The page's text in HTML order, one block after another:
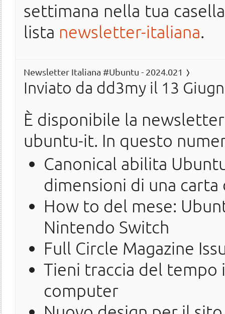
settimana nella tua
lista newsletter-italiana.
Newsletter Italiana #Ubuntu - 2024.021
Inviato da dd3my il 13
È disponibile la
ubuntu-it. In questo
Canonical abilita
dimensioni di una
How to del mese:
Nintendo Switch
Full Circle Magazine
Tieni traccia del
computer